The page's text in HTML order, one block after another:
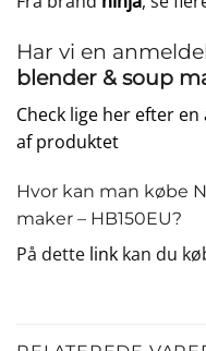
Har vi en
blender & soup
Check lige her efter
af produktet
Hvor kan man købe
maker – HB150EU?
På dette link kan du